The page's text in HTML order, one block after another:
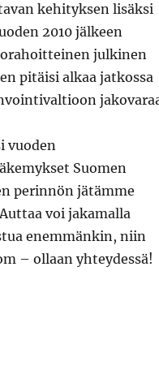
kehityksen lisäksi
2010 jälkeen
julkinen
pitäisi alkaa jatkossa
vuoden
Suomen
perinnön jätämme
voi jakamalla
enemmänkin, niin
– ollaan yhteydessä!